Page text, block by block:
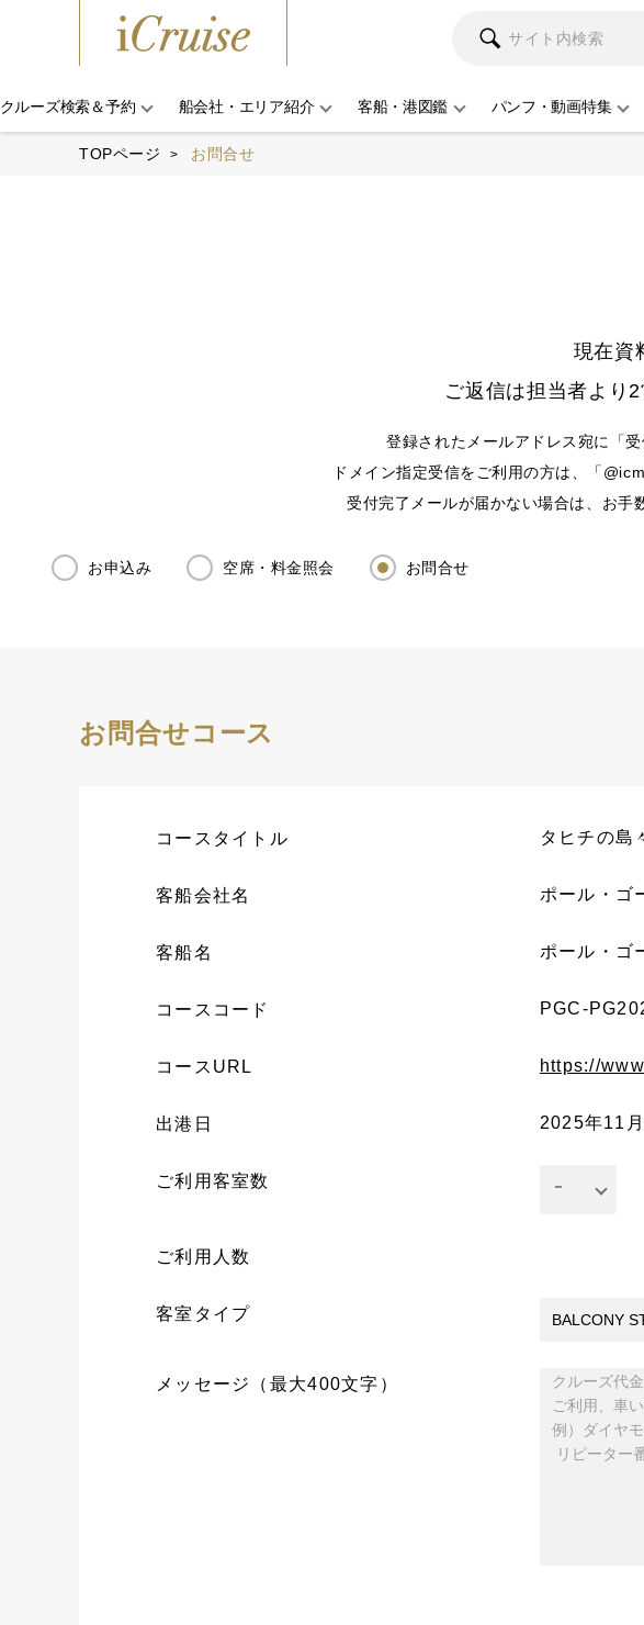
クルーズ検索＆予約 船会社・エリア紹介 客船・港図鑑 パンフ・動画特集
TOPページ お問合せ
現在資
ご返信は担当者より
登録されたメールアドレス宛に「
ドメイン指定受信をご利用の方は、「
受付完了メールが届かない場合は、お手
お申込み 空席・料金照会 お問合せ
お問合せコース
コースタイトル タヒチの島
客船会社名 ポール・ゴ
客船名 ポール・ゴ
コースコード PGC-
コースURL https://
出港日 2025年11
ご利用客室数
ご利用人数
客室タイプ
メッセージ（最大400文字）